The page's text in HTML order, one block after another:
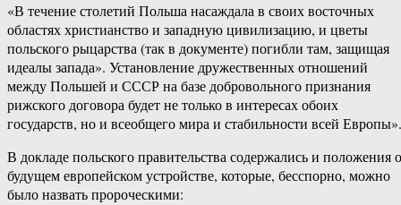
«В течение столетий Польша насаждала в своих восточных
областях христианство и западную цивилизацию, и цветы
польского рыцарства (так в документе) погибли там, защищая
идеалы запада». Установление дружественных отношений
между Польшей и СССР на базе добровольного признания
рижского договора будет не только в интересах обоих
государств, но и всеобщего мира и стабильности всей Европы».
В докладе польского правительства содержались и положения о
будущем европейском устройстве, которые, бесспорно, можно
было назвать пророческими: